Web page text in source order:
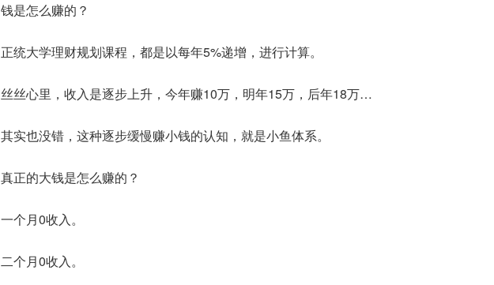
钱是怎么赚的？
正统大学理财规划课程，都是以每年5%递增，进行计算。
丝丝心里，收入是逐步上升，今年赚10万，明年15万，后年18万…
其实也没错，这种逐步缓慢赚小钱的认知，就是小鱼体系。
真正的大钱是怎么赚的？
一个月0收入。
二个月0收入。